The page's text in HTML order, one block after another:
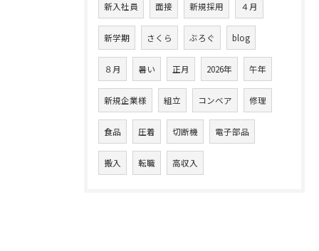
新入社員 面接 新規採用 ４月
新学期 さくら ぶろぐ blog
８月 暑い 正月 2026年 午年
新規企業様 組立 コンベア 修理
食品 圧着 切断機 電子部品
搬入 転職 高収入